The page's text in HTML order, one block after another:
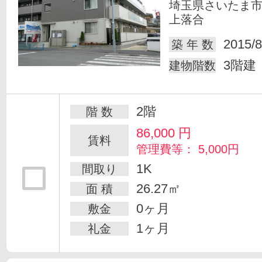
埼玉県さいたま
上落合
築 年 数
2015/
建物階数 3階建
階 数 2階
賃料 86,000 円
管理費等： 5,000円
間取り
1K
面 積 26.27㎡
敷金 0ヶ月
礼金 1ヶ月